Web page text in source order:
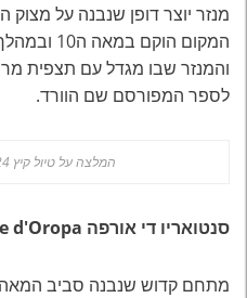
והמנזר שבו מגדל עם תצפית
לספר המפורסם שם הוורד.
המלצה על טיול קיץ 2024, גארדה וליגוריה
סנטואריו די אורפה d'Oropa